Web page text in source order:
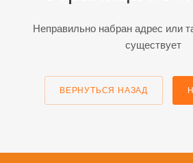
Неправильно набран адрес или
существует
ВЕРНУТЬСЯ НАЗАД